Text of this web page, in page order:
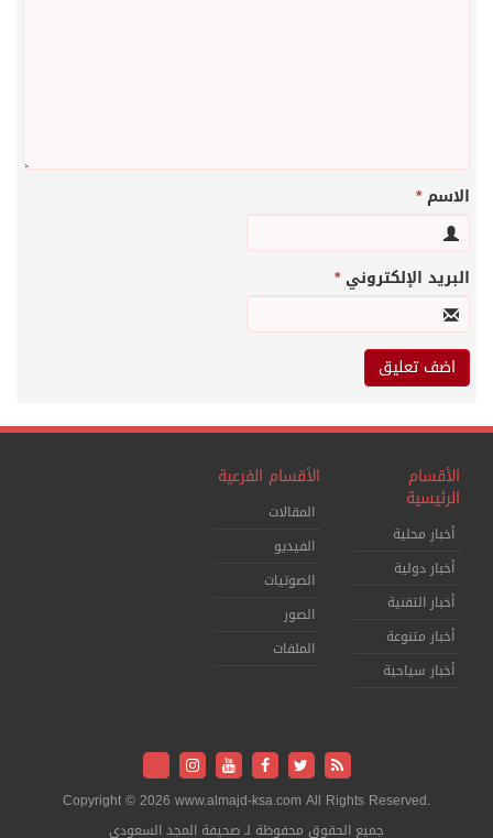
الاسم*
البريد الإلكتروني*
الأقسام
الرئيسية
أخبار محلية
أخبار دولية
أخبار التقنية
أخبار متنوعة
أخبار سياحية
الأقسام الفرعية
المقالات
الفيديو
الصوتيات
الصور
الملفات
Copyright © 2026 www.almajd-ksa.com All Rights Reserved.
جميع الحقوق محفوظة لـ صحيفة المجد السعودي